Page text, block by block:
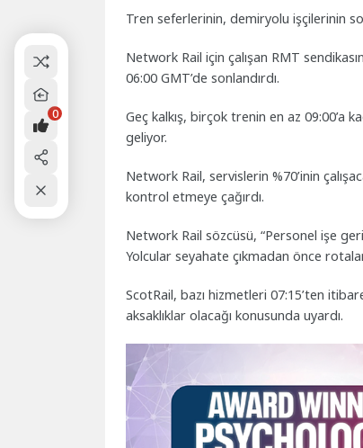
Tren seferlerinin, demiryolu işçilerinin
Network Rail için çalışan RMT
06:00 GMT’de sonlandırdı.
Geç kalkış, birçok trenin en az 09:00’a
geliyor.
Network Rail, servislerin %70’inin
kontrol etmeye çağırdı.
Network Rail sözcüsü, “Personel işe
Yolcular seyahate çıkmadan önce
ScotRail, bazı hizmetleri 07:15’ten
aksaklıklar olacağı konusunda uyardı.
0